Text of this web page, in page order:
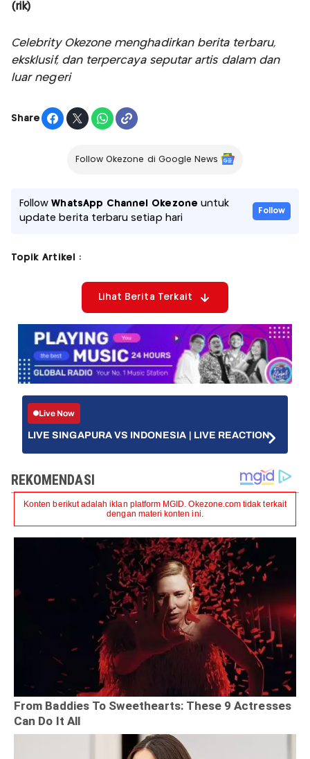
(rik)
Celebrity Okezone menghadirkan berita terbaru,
eksklusif, dan terpercaya seputar artis dalam dan
luar negeri
Share
Follow Okezone di Google News
FollowWhatsApp Channel Okezone untuk
update berita terbaru setiap hari
Follow
Topik Artikel :
Lihat Berita Terkait
Live Now
LIVE SINGAPURA VS INDONESIA | LIVE REACTION